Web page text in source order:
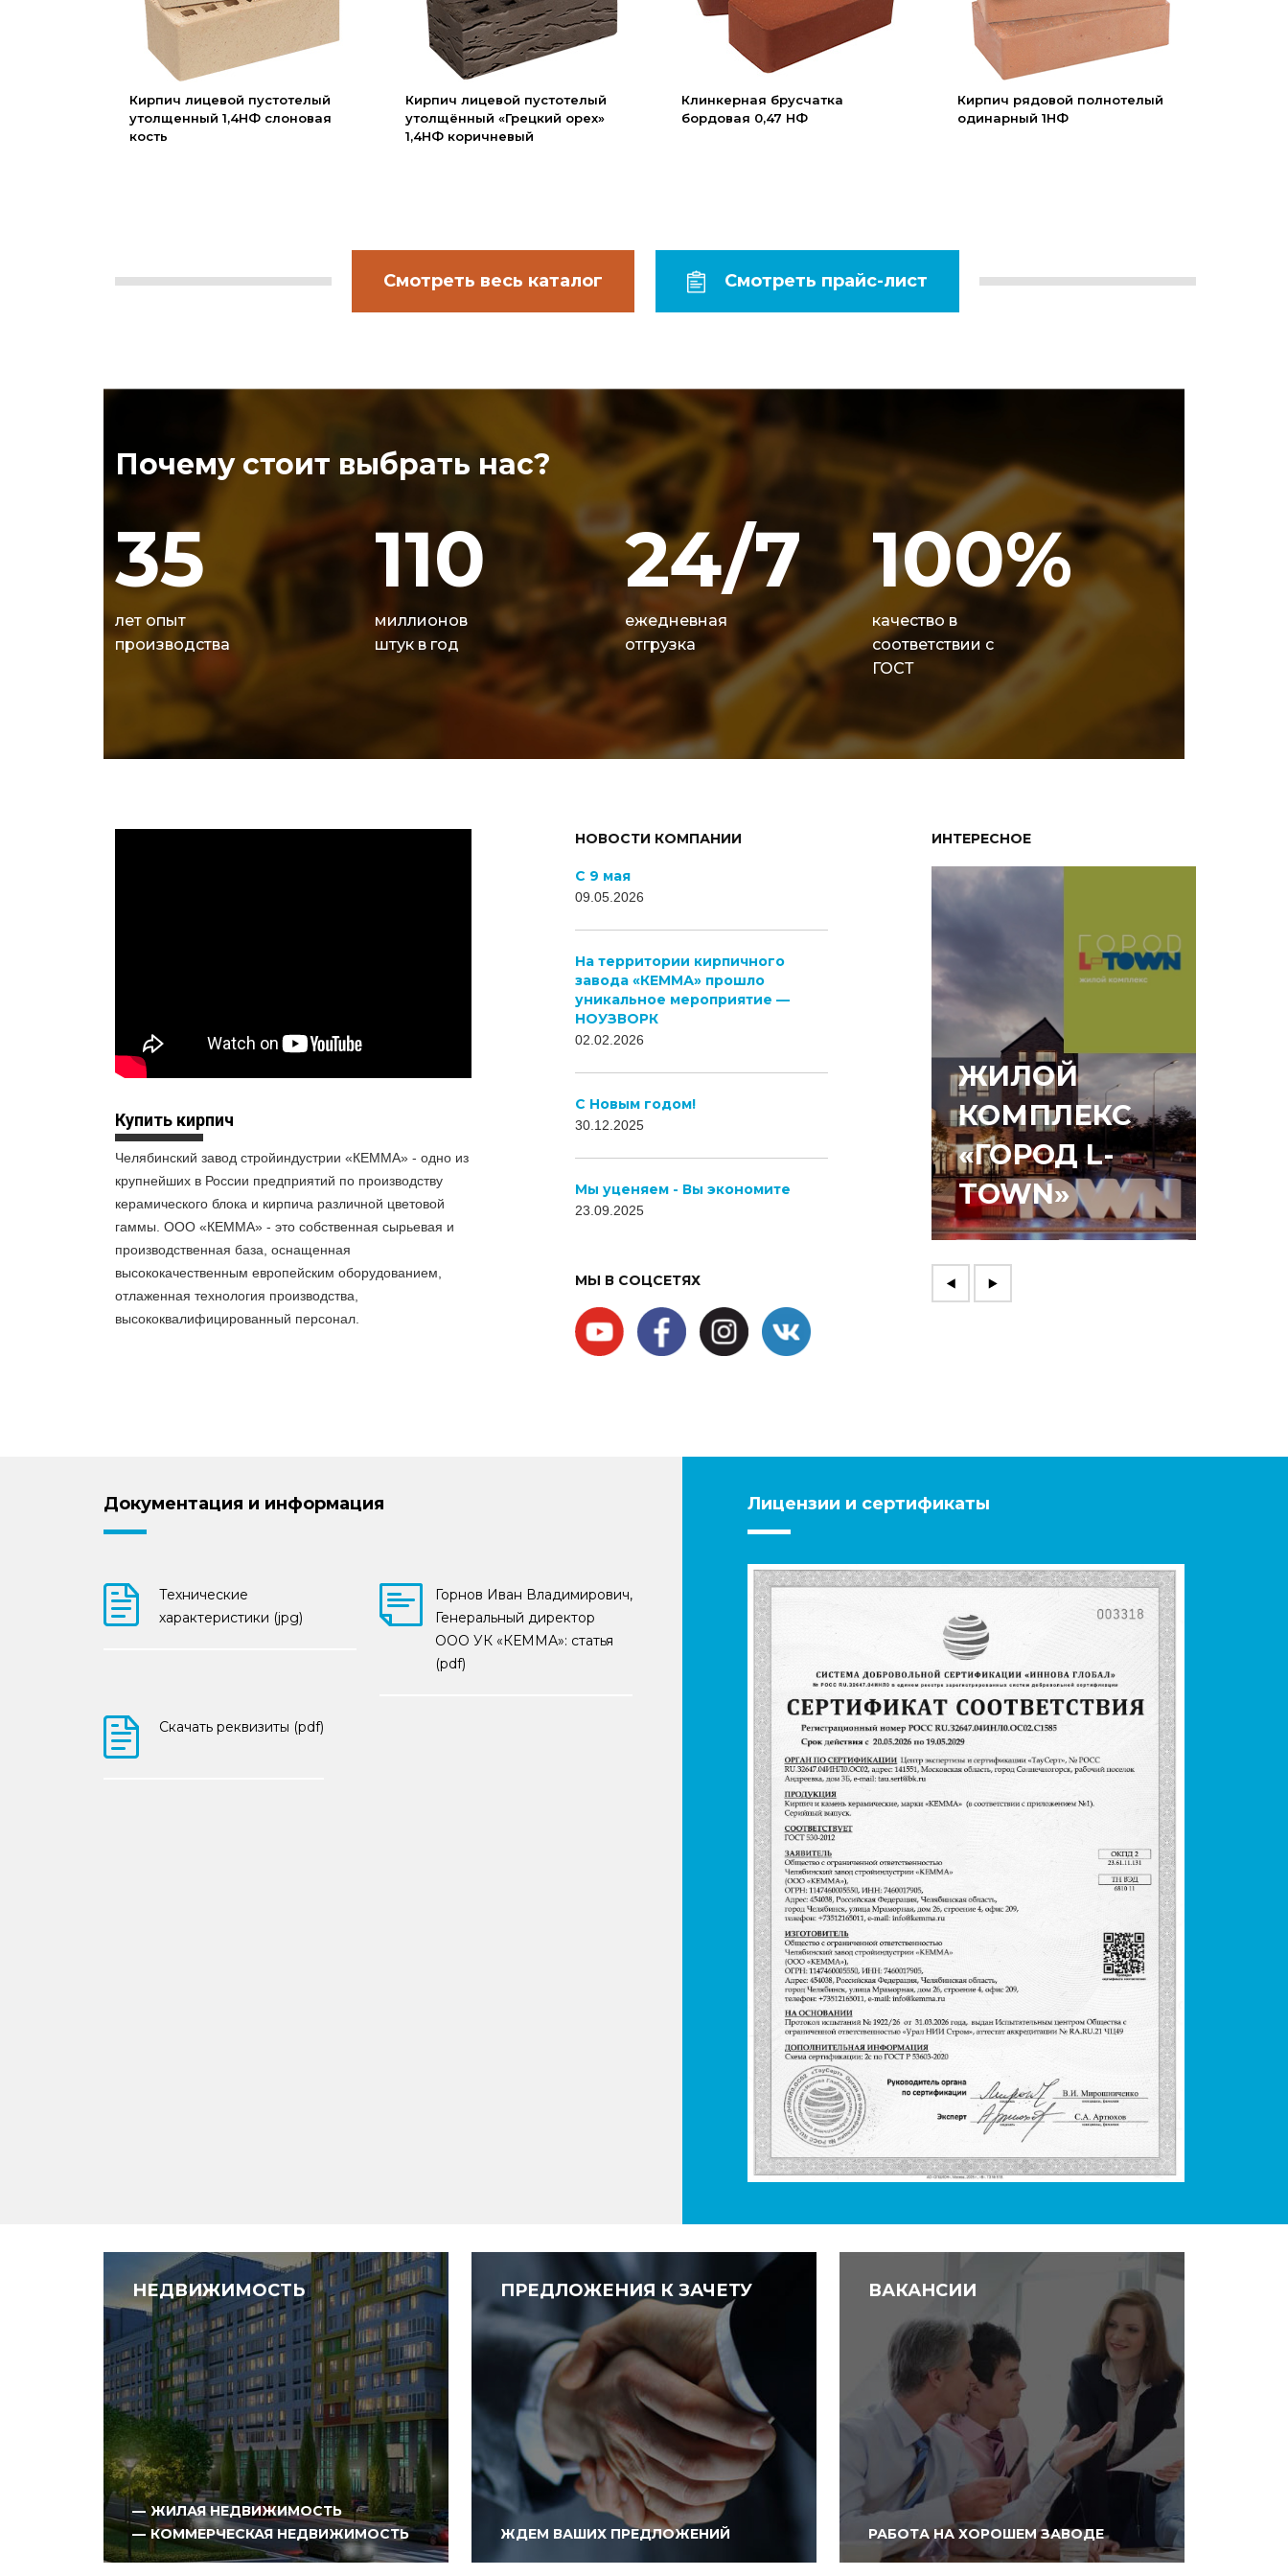
Вакансии
Сертификаты
Партнеры
Личный кабинет
Корзина
Кирпич лицевой пустотелый
утолщенный 1,4НФ слоновая
кость
Кирпич лицевой пустотелый
утолщённый «Грецкий орех»
1,4НФ коричневый
Клинкерная брусчатка
бордовая 0,47 НФ
Кирпич рядовой полнотелый
одинарный 1НФ
Смотреть весь каталог Смотреть прайс-лист
Почему стоит выбрать нас?
35
лет опыт
производства
110
миллионов
штук в год
24/7
ежедневная
отгрузка
100%
качество в
соответствии с
ГОСТ
Купить кирпич
Челябинский завод стройиндустрии «КЕММА» - одно из
крупнейших в России предприятий по производству
керамического блока и кирпича различной цветовой
гаммы. ООО «КЕММА» - это собственная сырьевая и
производственная база, оснащенная
высококачественным европейским оборудованием,
отлаженная технология производства,
высококвалифицированный персонал.
НОВОСТИ КОМПАНИИ
С 9 мая
09.05.2026
На территории кирпичного
завода «КЕММА» прошло
уникальное мероприятие —
НОУЗВОРК
02.02.2026
C Новым годом!
30.12.2025
Мы уценяем - Вы экономите
23.09.2025
МЫ В СОЦСЕТЯХ
ИНТЕРЕСНОЕ
ЛЕСНОЙ
КВАРТАЛ
ЖИЛОЙ
КОМПЛЕКС
«ГОРОД L-
TOWN»
Документация и информация
Технические
характеристики (jpg)
Горнов Иван Владимирович,
Генеральный директор
ООО УК «КЕММА»: статья
(pdf)
Скачать реквизиты (pdf)
Лицензии и сертификаты
НЕДВИЖИМОСТЬ
ЖИЛАЯ НЕДВИЖИМОСТЬ
КОММЕРЧЕСКАЯ НЕДВИЖИМОСТЬ
ПРЕДЛОЖЕНИЯ К ЗАЧЕТУ
ЖДЕМ ВАШИХ ПРЕДЛОЖЕНИЙ
ВАКАНСИИ
РАБОТА НА ХОРОШЕМ ЗАВОДЕ